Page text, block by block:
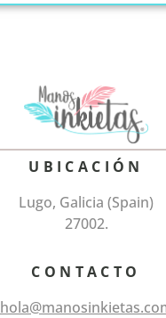
UBICACIÓN
Lugo, Galicia (Spain)
27002.
CONTACTO